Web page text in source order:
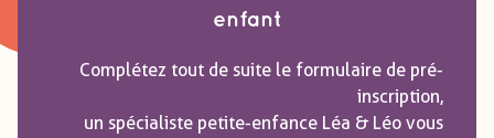
enfant
Complétez tout de suite le formulaire de pré-
inscription,
un spécialiste petite-enfance Léa & Léo vous